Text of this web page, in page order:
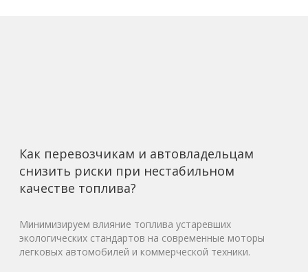
Как перевозчикам и автовладельцам
снизить риски при нестабильном
качестве топлива?
Минимизируем влияние топлива устаревших
экологических стандартов на современные моторы
легковых автомобилей и коммерческой техники.